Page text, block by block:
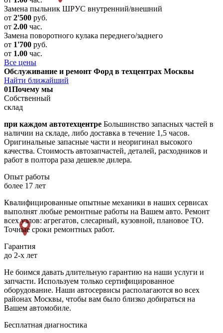
Замена пыльник ШРУС внутренний/внешний
от 2'500 руб.
от 2.00 час.
Замена поворотного кулака переднего/заднего
от 1'700 руб.
от 1.00 час.
Все цены
Обслуживание и ремонт Форд в техцентрах Москвы
Найти ближайший
01Почему мы
Собственный
склад
при каждом автотехцентре Большинство запасных частей в
наличии на складе, либо доставка в течение 1,5 часов.
Оригинальные запасные части и неоригинал высокого
качества. Стоимость автозапчастей, деталей, расходников и
работ в полтора раза дешевле дилера.
Опыт работы
более 17 лет
Квалифицированные опытные механики в наших сервисах
выполнят любые ремонтные работы на Вашем авто. Ремонт
всех узлов: агрегатов, слесарный, кузовной, плановое ТО.
Точные сроки ремонтных работ.
Гарантия
до 2-х лет
Не боимся давать длительную гарантию на наши услуги и
запчасти. Используем только сертифицированное
оборудование. Наши автосервисы располагаются во всех
районах Москвы, чтобы вам было близко добираться на
Вашем автомобиле.
Бесплатная диагностика